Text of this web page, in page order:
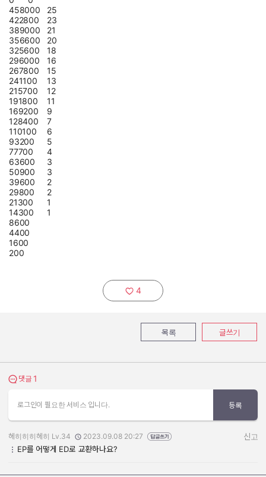
458000
25
422800
23
389000
21
356600
20
325600
18
296000
16
267800
15
241100
13
215700
12
191800
11
169200
9
128400
7
110100
6
93200
5
77700
4
63600
3
50900
3
39600
2
29800
2
21300
1
14300
1
8600
4400
1600
200
추천하기:
4
목록 글쓰기
댓글 보기
댓글 1
로그인이 필요한 서비스 입니다. 등록
작성자:
헤히히히헤히 Lv.34
작성일:
2023.09.08 20:27
신고
EP를 어떻게 ED로 교환하나요?